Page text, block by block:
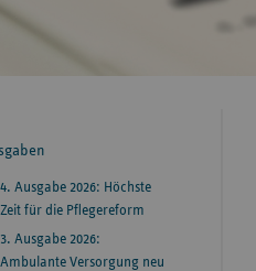
4. Ausgabe 2026: Höchste
Zeit für die Pflegereform
3. Ausgabe 2026:
Ambulante Versorgung neu